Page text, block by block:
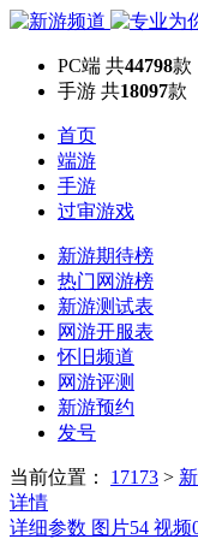
PC端 共44798款
手游 共18097款
首页
端游
手游
过审游戏
新游期待榜
热门网游榜
新游测试表
网游开服表
怀旧频道
网游评测
新游预约
发号
当前位置： 17173 >
详情
详细参数 图片54 视频